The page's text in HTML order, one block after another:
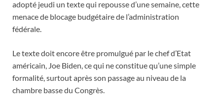
adopté jeudi un texte qui repousse d’une semaine, cette
menace de blocage budgétaire de l’administration
fédérale.
Le texte doit encore être promulgué par le chef d’Etat
américain, Joe Biden, ce qui ne constitue qu’une simple
formalité, surtout après son passage au niveau de la
chambre basse du Congrès.